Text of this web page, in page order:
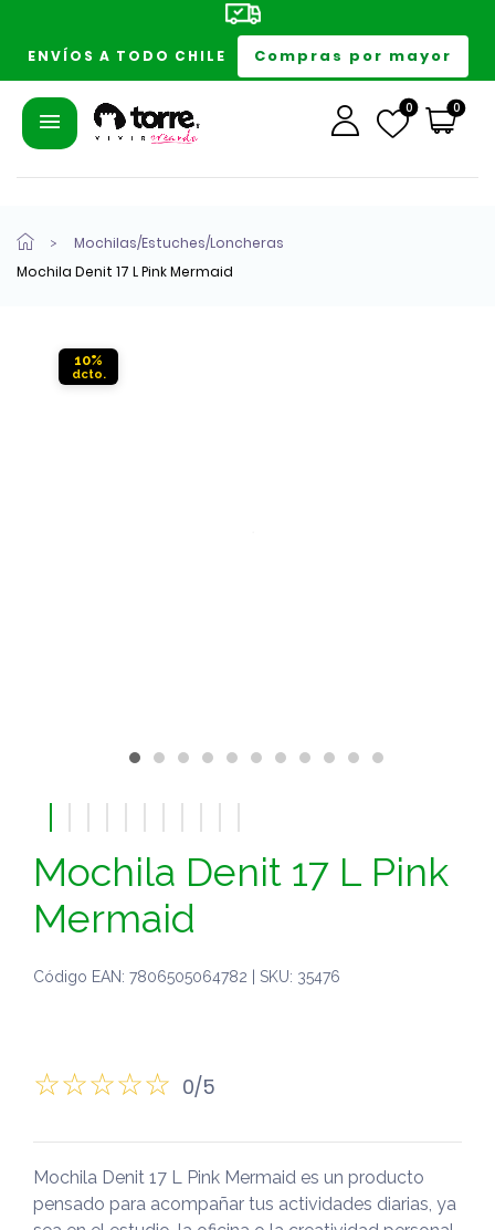
ENVÍOS A TODO CHILE Compras por mayor
0 0
Mochilas/Estuches/Loncheras
Mochila Denit 17 L Pink Mermaid
10%
Mochila Denit 17 L Pink
Mermaid
Código EAN: 7806505064782 | SKU: 35476
0/5
Mochila Denit 17 L Pink Mermaid es un producto
pensado para acompañar tus actividades diarias, ya